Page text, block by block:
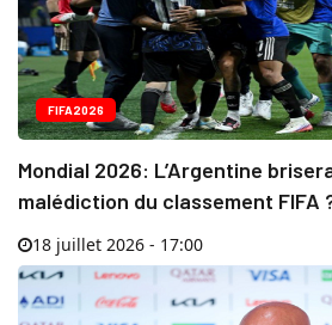
FIFA2026
Mondial 2026: L’Argentine
malédiction du classement FIFA
18 juillet 2026 - 17:00